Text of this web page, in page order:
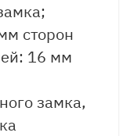
сторон
16 мм
замка,